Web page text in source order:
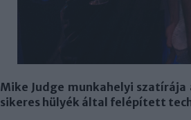
Mike Judge munkahelyi
sikeres hülyék által felépített